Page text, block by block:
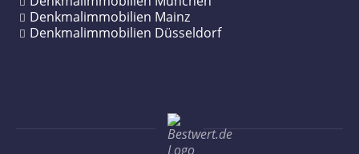
Denkmalimmobilien Mainz
Denkmalimmobilien Düsseldorf